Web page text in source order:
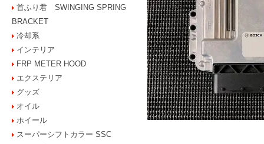
首ふり君 SWINGING SPRING
BRACKET
冷却系
インテリア
FRP METER HOOD
エクステリア
グッズ
オイル
ホイール
スーパーシフトカラー SSC